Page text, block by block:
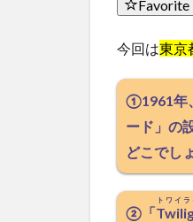
Favorite
今回は東京
①1961年
ード」の
どこでし
②「
トワイラ